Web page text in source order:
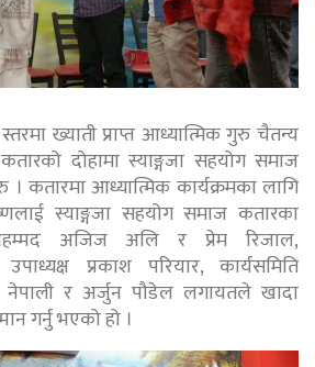
स्तरमा ख्याती प्राप्त आध्यात्मिक गुरु चैतन्य
दोहामा स्याङ्गजा सहयोग समाज
। कतारमा आध्यात्मिक कार्यक्रमका लागि
स्याङ्गजा सहयोग समाज कतारका
अजिज अलि र प्रेम रिजाल,
प्रकाश परियार, कार्यसमिति
र अर्जुन पौडेल लगायतले खादा
गर्नु भएको हो ।